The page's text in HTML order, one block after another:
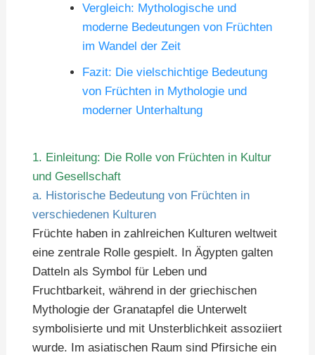
Vergleich: Mythologische und
moderne Bedeutungen von Früchten
im Wandel der Zeit
Fazit: Die vielschichtige Bedeutung
von Früchten in Mythologie und
moderner Unterhaltung
1. Einleitung: Die Rolle von Früchten in Kultur
und Gesellschaft
a. Historische Bedeutung von Früchten in
verschiedenen Kulturen
Früchte haben in zahlreichen Kulturen weltweit
eine zentrale Rolle gespielt. In Ägypten galten
Datteln als Symbol für Leben und
Fruchtbarkeit, während in der griechischen
Mythologie der Granatapfel die Unterwelt
symbolisierte und mit Unsterblichkeit assoziiert
wurde. Im asiatischen Raum sind Pfirsiche ein